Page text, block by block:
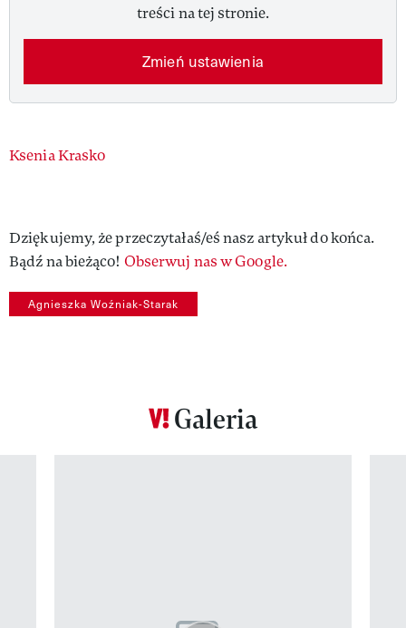
treści na tej stronie.
Zmień ustawienia
Authors
Ksenia Krasko
Dziękujemy, że przeczytałaś/eś nasz artykuł do końca.
Bądź na bieżąco! Obserwuj nas w Google.
Agnieszka Woźniak-Starak
Galeria